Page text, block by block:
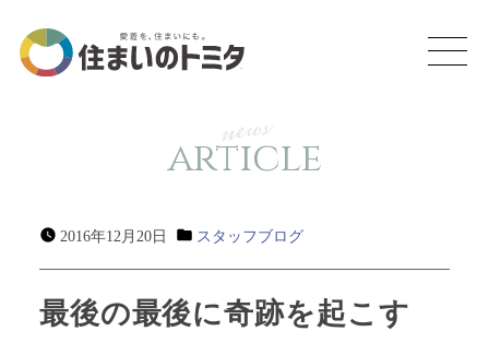
news
article
2016年12月20日 スタッフブログ
最後の最後に奇跡を起こす